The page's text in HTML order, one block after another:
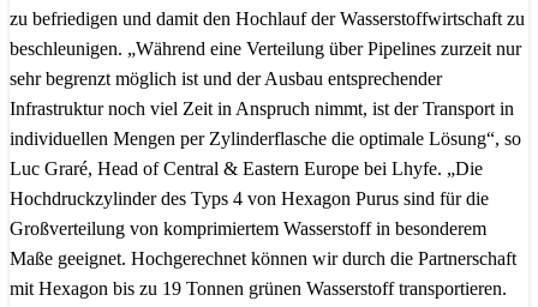
zu befriedigen und damit den Hochlauf der Wasserstoffwirtschaft zu
beschleunigen. „Während eine Verteilung über Pipelines zurzeit nur
sehr begrenzt möglich ist und der Ausbau entsprechender
Infrastruktur noch viel Zeit in Anspruch nimmt, ist der Transport in
individuellen Mengen per Zylinderflasche die optimale Lösung“, so
Luc Graré, Head of Central & Eastern Europe bei Lhyfe. „Die
Hochdruckzylinder des Typs 4 von Hexagon Purus sind für die
Großverteilung von komprimiertem Wasserstoff in besonderem
Maße geeignet. Hochgerechnet können wir durch die Partnerschaft
mit Hexagon bis zu 19 Tonnen grünen Wasserstoff transportieren.